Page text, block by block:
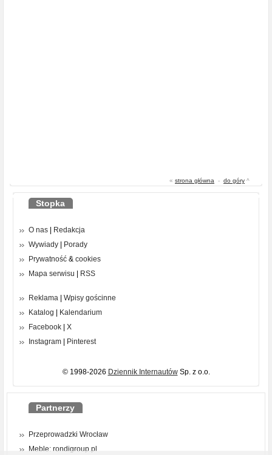
« strona główna - do góry ^
Stopka
O nas
Redakcja
Wywiady
Porady
Prywatność & cookies
Mapa serwisu
RSS
Reklama
Wpisy gościnne
Katalog
Kalendarium
Facebook
X
Instagram
Pinterest
© 1998-2026 Dziennik InternautówSp. z o.o.
Partnerzy
Przeprowadzki Wrocław
Meble: rondigroup.pl